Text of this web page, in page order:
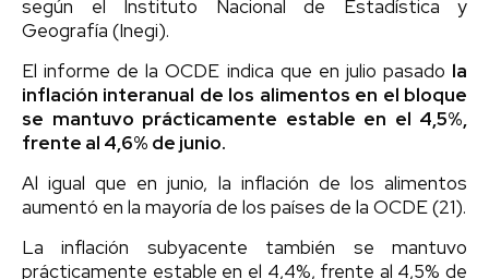
según el Instituto Nacional de Estadística y
Geografía (Inegi).
El informe de la OCDE indica que en julio pasado la
inflación interanual de los alimentos en el bloque
se mantuvo prácticamente estable en el 4,5%,
frente al 4,6% de junio.
Al igual que en junio, la inflación de los alimentos
aumentó en la mayoría de los países de la OCDE (21).
La inflación subyacente también se mantuvo
prácticamente estable en el 4,4%, frente al 4,5% de